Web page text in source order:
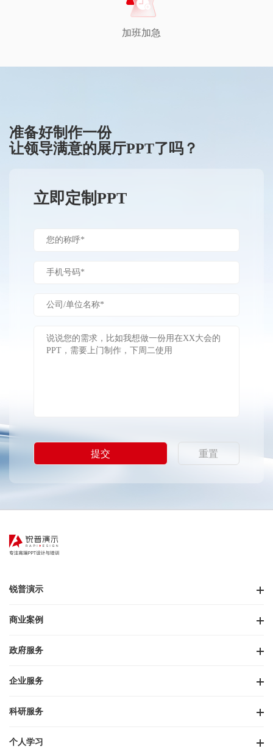
加班加急
准备好制作一份
让领导满意的展厅PPT了吗？
立即定制PPT
锐普演示
商业案例
政府服务
企业服务
科研服务
个人学习